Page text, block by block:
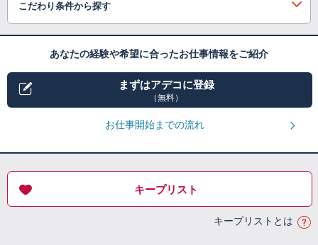
こだわり条件から探す
あなたの経験や希望に合ったお仕事情報をご紹介
まずはアデコに登録
（無料）
お仕事開始までの流れ
キープリスト
キープリストとは